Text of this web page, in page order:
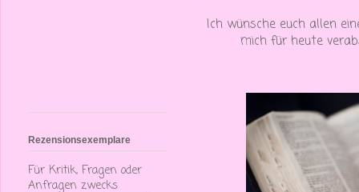
Ich wünsche euch allen
mich für heute
Rezensionsexemplare
Für Kritik, Fragen oder
Anfragen zwecks